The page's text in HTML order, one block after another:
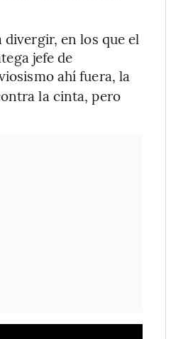
divergir, en los que el
jefe de
ahí fuera, la
la cinta, pero